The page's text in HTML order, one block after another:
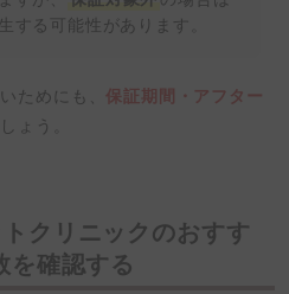
する可能性があります。
ためにも、 保証期間・アフター
ょう。
クリニックのおすす
確認する